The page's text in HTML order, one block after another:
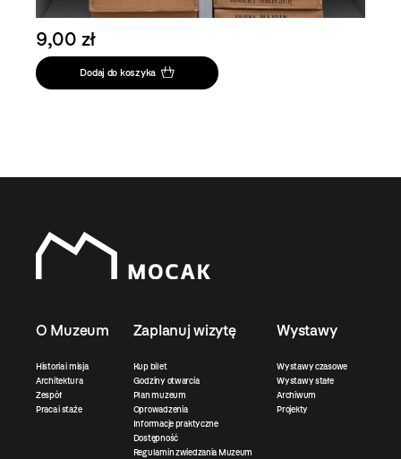
9,00 zł
Dodaj do koszyka
O Muzeum
Historia i misja
Architektura
Zespół
Praca i staże
Zaplanuj wizytę
Kup bilet
Godziny otwarcia
Plan muzeum
Oprowadzenia
Informacje praktyczne
Dostępność
Regulamin zwiedzania Muzeum
Wystawy
Wystawy czasowe
Wystawy stałe
Archiwum
Projekty